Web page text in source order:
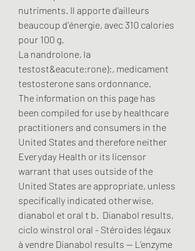
nutriments. Il apporte d’ailleurs
beaucoup d’énergie, avec 310 calories
pour 100 g.
La nandrolone, la
testost&eacute;rone);, medicament
testosterone sans ordonnance.
The information on this page has
been compiled for use by healthcare
practitioners and consumers in the
United States and therefore neither
Everyday Health or its licensor
warrant that uses outside of the
United States are appropriate, unless
specifically indicated otherwise,
dianabol et oral t b.  Dianabol results,
ciclo winstrol oral - Stéroïdes légaux
à vendre Dianabol results -- L’enzyme